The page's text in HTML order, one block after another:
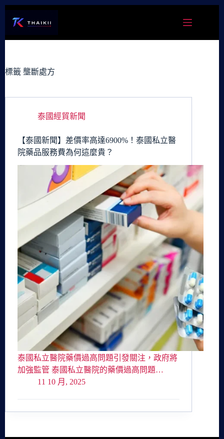
容
標籤 壟斷處方
泰國經貿新聞
【泰國新聞】差價率高達6900%！泰國私立醫
院藥品服務費為何這麼貴？
泰國私立醫院藥價過高問題引發關注，政府將
加強監管 泰國私立醫院的藥價過高問題…
11 10 月, 2025